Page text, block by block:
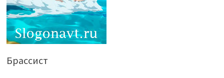
Брассист